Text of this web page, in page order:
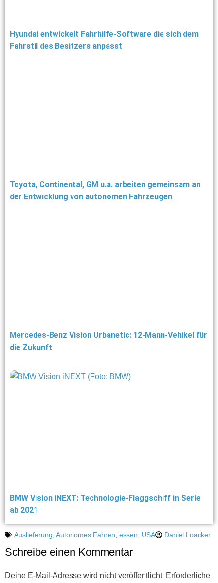
Hyundai entwickelt Fahrhilfe-Software die sich dem
Fahrstil des Besitzers anpasst
Toyota, Continental, GM u.a. arbeiten gemeinsam an
der Entwicklung von autonomen Fahrzeugen
Mercedes-Benz Vision Urbanetic: 12-Mann-Vehikel für
die Zukunft
BMW Vision iNEXT: Technologie-Flaggschiff in Serie
ab 2021
Auslieferung Autonomes Fahren essen USA Daniel Loacker
Schreibe einen Kommentar
Deine E-Mail-Adresse wird nicht veröffentlicht. Erforderliche